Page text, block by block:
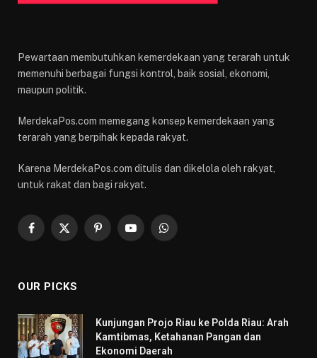
Pewartaan membutuhkan kemerdekaan yang terarah untuk
memenuhi berbagai fungsi kontrol, baik sosial, ekonomi,
maupun politik.
MerdekaPos.com memegang konsep kemerdekaan yang
terarah yang berpihak kepada rakyat.
Karena MerdekaPos.com ditulis dan dikelola oleh rakyat,
untuk rakat dan bagi rakyat.
Facebook
X
PinterestYouTubeWhatsApp
OUR PICKS
Kunjungan Projo Riau ke Polda Riau: Arah
Kamtibmas, Ketahanan Pangan dan
Ekonomi Daerah